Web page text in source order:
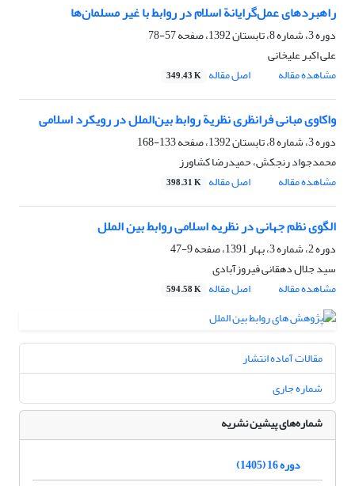
راهبردهای عمل‌گرایانة اسلام در روابط با غیر ‌مسلمان‌ها
دوره 3، شماره 8، تابستان 1392، صفحه
57-78
علی اکبر علیخانی
مشاهده مقاله
اصل مقاله 349.43 K
واکاوی مبانی فرانظری نظریة روابط بین‌الملل در رویکرد اسلامی
دوره 3، شماره 8، تابستان 1392، صفحه
133-168
محمدجواد رنجکش، حمیدرضا کشاورز
مشاهده مقاله
اصل مقاله 398.31 K
الگوی نظم جهانی در نظریه اسلامی روابط بین الملل
دوره 2، شماره 3، بهار 1391، صفحه
9-47
سید جلال دهقانی فیروزآبادی
مشاهده مقاله
اصل مقاله 594.58 K
مقالات آماده انتشار
شماره جاری
شماره‌های پیشین نشریه
دوره 16 (1405)